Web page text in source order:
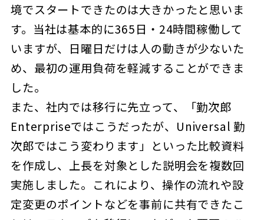
境でスタートできたのは大きかったと思いま
す。当社は基本的に365日・24時間稼働して
いますが、日曜日だけは人の動きが少ないた
め、最初の運用負荷を軽減することができま
した。
また、社内では移行に先立って、「勤次郎
Enterpriseではこうだったが、Universal 勤
次郎ではこう変わります」といった比較資料
を作成し、上長を対象とした説明会を複数回
実施しました。これにより、操作の流れや設
定変更のポイントなどを事前に共有できたこ